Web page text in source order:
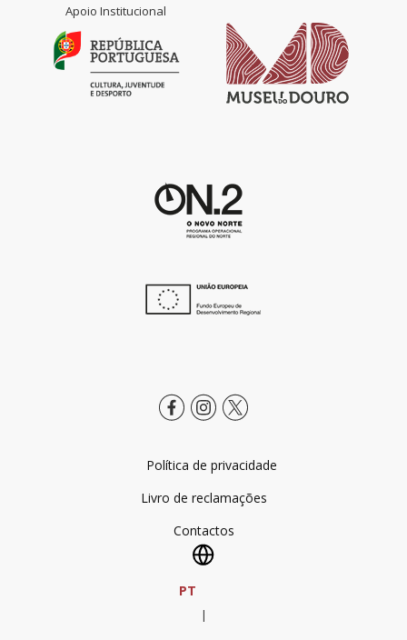
Apoio Institucional
Política de privacidade
Livro de reclamações
Contactos
PT
|